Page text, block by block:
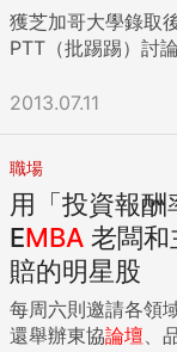
獲芝加哥大學錄取
PTT（批踢踢）討
2013.07.11
職場
用「投資報
EMBA 老闆和
賠的明星股
每周六則邀請各領
還舉辦東協論壇 、